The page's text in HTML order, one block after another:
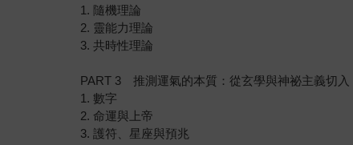
1. 隨機理論
2. 靈能力理論
3. 共時性理論
PART 3 推測運氣的本質：從玄學與神祕主義切入
1. 數字
2. 命運與上帝
3. 護符、星座與預兆